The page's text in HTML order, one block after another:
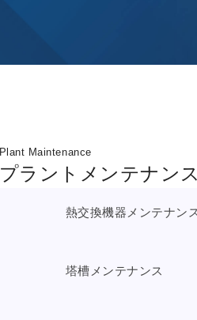
Plant Maintenance
プラントメンテナン
熱交換機器メンテナン
塔槽メンテナンス